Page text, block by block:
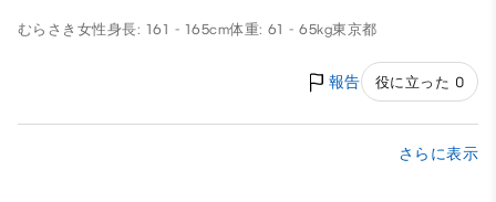
むらさき 女性身長: 161 - 165cm体重: 61 - 65kg東京都
報告 役に立った 0
さらに表示